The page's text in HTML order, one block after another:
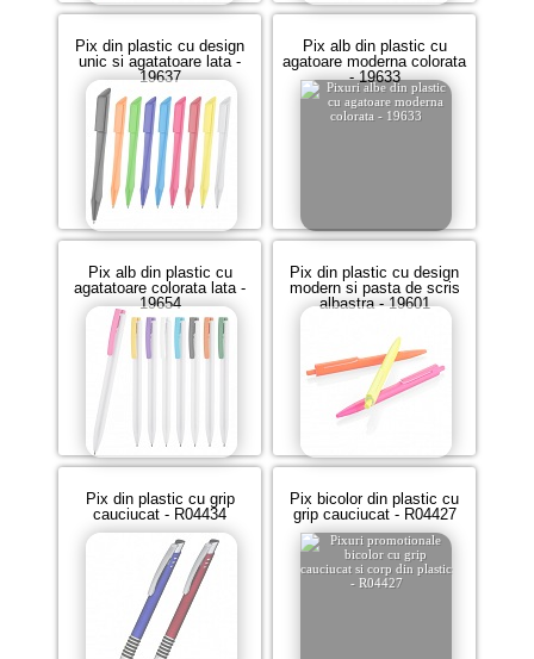
Pix din plastic cu design
unic si agatatoare lata -
19637
Pix alb din plastic cu
agatoare moderna colorata
- 19633
Pix alb din plastic cu
agatatoare colorata lata -
19654
Pix din plastic cu design
modern si pasta de scris
albastra - 19601
Pix din plastic cu grip
cauciucat - R04434
Pix bicolor din plastic cu
grip cauciucat - R04427